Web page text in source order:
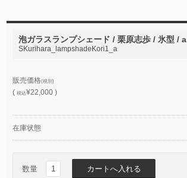
泡ガラスランプシェード / 栗原志歩 / 氷型 / a
SKurihara_lampshadeKori1_a
販売価格(税別)
(税込¥22,000 )
在庫状態
数量